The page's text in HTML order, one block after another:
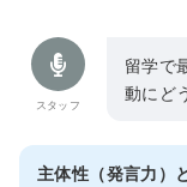
スタッフ
留学で
動にど
主体性（発言力）